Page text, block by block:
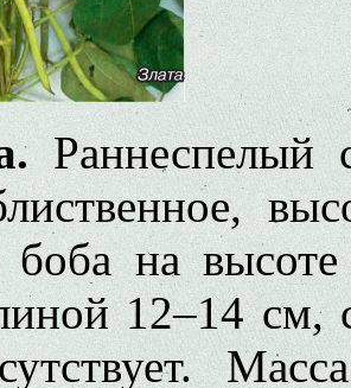
Раннеспелый
на
12–14 см,